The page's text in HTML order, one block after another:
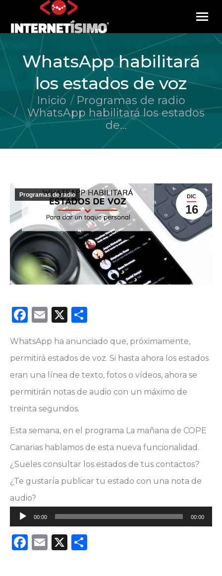
WhatsApp habilitará
los estados de voz
Estás aquí:Inicio
Programas de radio
WhatsApp habilitará los estados
de…
DIC
16
Programas de radio
Facebook
Email
X
WhatsApp ha anunciado que, próximamente,
permitirá estados de voz. Si hasta ahora los estados
eran una línea de texto, fotos o vídeos, ahora se
permitirán notas de audio con un máximo de
treinta segundos.
Esta semana, en el programa La mañana de COPE
Canarias hablamos de esta nueva funcionalidad.
¿Sueles consultar los estados de tus contactos?
¿Te gustaría publicar tu estado con una nota de
audio?
Reproductor
audio
00:00 00:00
Facebook
Email
X